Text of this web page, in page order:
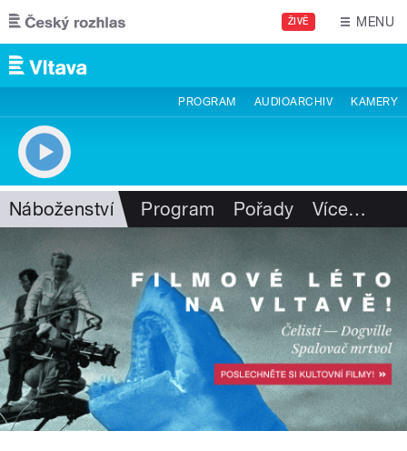
Přejít k hlavnímu obsahu
ŽIVĚ MENU
PROGRAM AUDIOARCHIV KAMERY
Náboženství Program Pořady Více…